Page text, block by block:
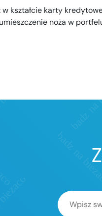
w kształcie karty
noża w